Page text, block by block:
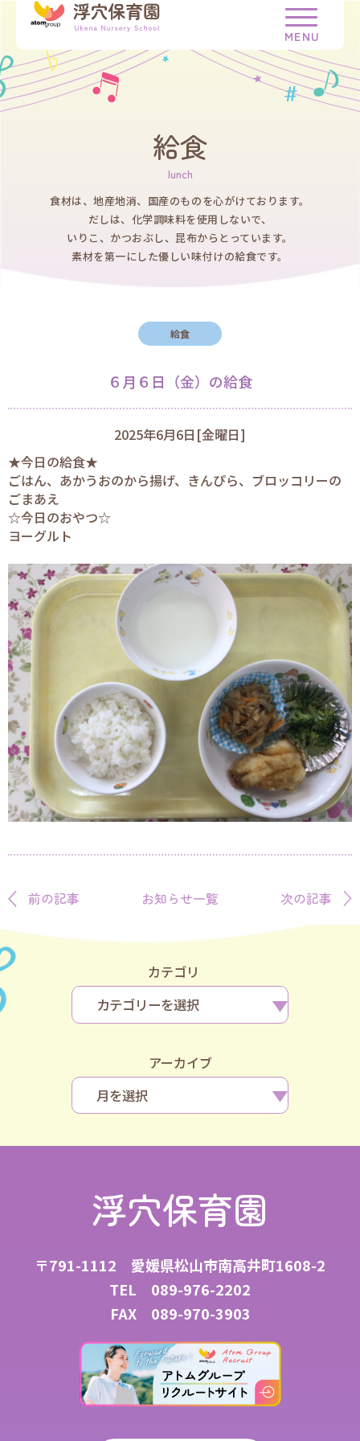
給食
食材は、地産地消、国産のものを心がけております。
だしは、化学調味料を使用しないで、
いりこ、かつおぶし、昆布からとっています。
素材を第一にした優しい味付けの給食です。
給食
６月６日（金）の給食
2025年6月6日[金曜日]
★今日の給食★
ごはん、あかうおのから揚げ、きんぴら、ブロッコリーの
ごまあえ
☆今日のおやつ☆
ヨーグルト
前の記事 お知らせ一覧 次の記事
カテゴリ
アーカイブ
浮穴保育園
〒791-1112 愛媛県松山市南高井町1608-2
TEL 089-976-2202
FAX 089-970-3903